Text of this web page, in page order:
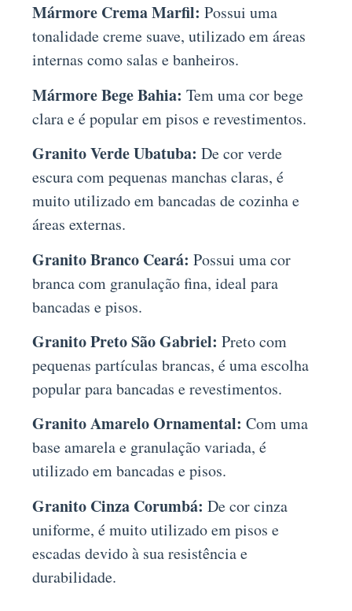
Mármore Crema Marfil: Possui uma
tonalidade creme suave, utilizado em áreas
internas como salas e banheiros.
Mármore Bege Bahia: Tem uma cor bege
clara e é popular em pisos e revestimentos.
Granito Verde Ubatuba: De cor verde
escura com pequenas manchas claras, é
muito utilizado em bancadas de cozinha e
áreas externas.
Granito Branco Ceará: Possui uma cor
branca com granulação fina, ideal para
bancadas e pisos.
Granito Preto São Gabriel: Preto com
pequenas partículas brancas, é uma escolha
popular para bancadas e revestimentos.
Granito Amarelo Ornamental: Com uma
base amarela e granulação variada, é
utilizado em bancadas e pisos.
Granito Cinza Corumbá: De cor cinza
uniforme, é muito utilizado em pisos e
escadas devido à sua resistência e
durabilidade.